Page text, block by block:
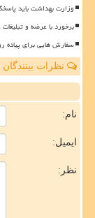
وزارت بهداشت باید
برخورد با عرضه و
سفارش هایی برای پیاده
نظرات
نام:
ایمیل:
نظر: